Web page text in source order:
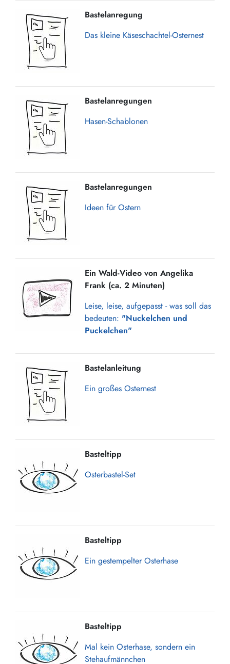
Bastelanregung
Das kleine Käseschachtel-Osternest
Bastelanregungen
Hasen-Schablonen
Bastelanregungen
Ideen für Ostern
Ein Wald-Video von Angelika
Frank (ca. 2 Minuten)
Leise, leise, aufgepasst - was soll das
bedeuten: "Nuckelchen und
Puckelchen"
Bastelanleitung
Ein großes Osternest
Basteltipp
Osterbastel-Set
Basteltipp
Ein gestempelter Osterhase
Basteltipp
Mal kein Osterhase, sondern ein
Stehaufmännchen